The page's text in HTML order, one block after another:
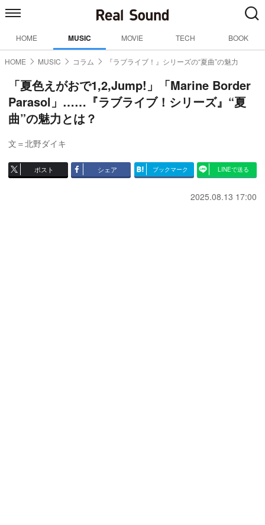
HOME MUSIC MOVIE TECH BOOK
HOME MUSIC コラム 『ラブライブ！』シリーズの“夏曲”の魅力
「夏色えがおで1,2,Jump!」「Marine Border
Parasol」……『ラブライブ！シリーズ』“夏
曲”の魅力とは？
文＝北野ダイキ
ポスト シェア ブックマーク LINEで送る
2025.08.13 17:00